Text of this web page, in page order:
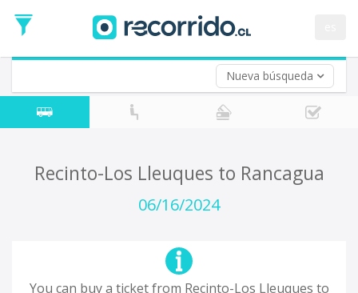
Nueva búsqueda
Date
Return trip (opt)
Return
Date
Recinto-Los Lleuques to Rancagua
06/16/2024
You can buy a ticket from Recinto-Los Lleuques to